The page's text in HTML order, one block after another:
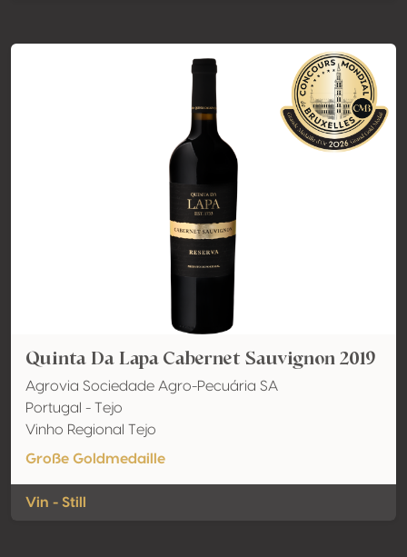
Quinta Da Lapa Cabernet Sauvignon 2019
Agrovia Sociedade Agro-Pecuária SA
Portugal - Tejo
Vinho Regional Tejo
Große Goldmedaille
Vin - Still